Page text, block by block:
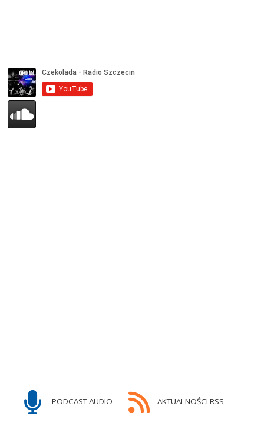
PODCAST AUDIO AKTUALNOŚCI RSS